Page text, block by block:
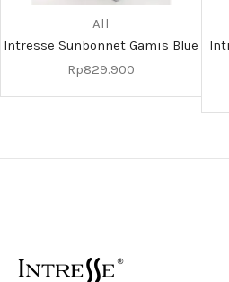
All
Intresse Sunbonnet Gamis Blue
Rp829.900